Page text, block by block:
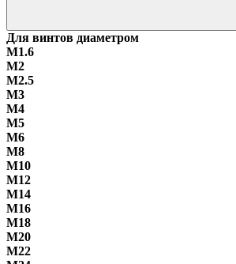
Для винтов диаметром
М1.6
М2
М2.5
М3
М4
М5
М6
М8
М10
М12
М14
М16
М18
М20
М22